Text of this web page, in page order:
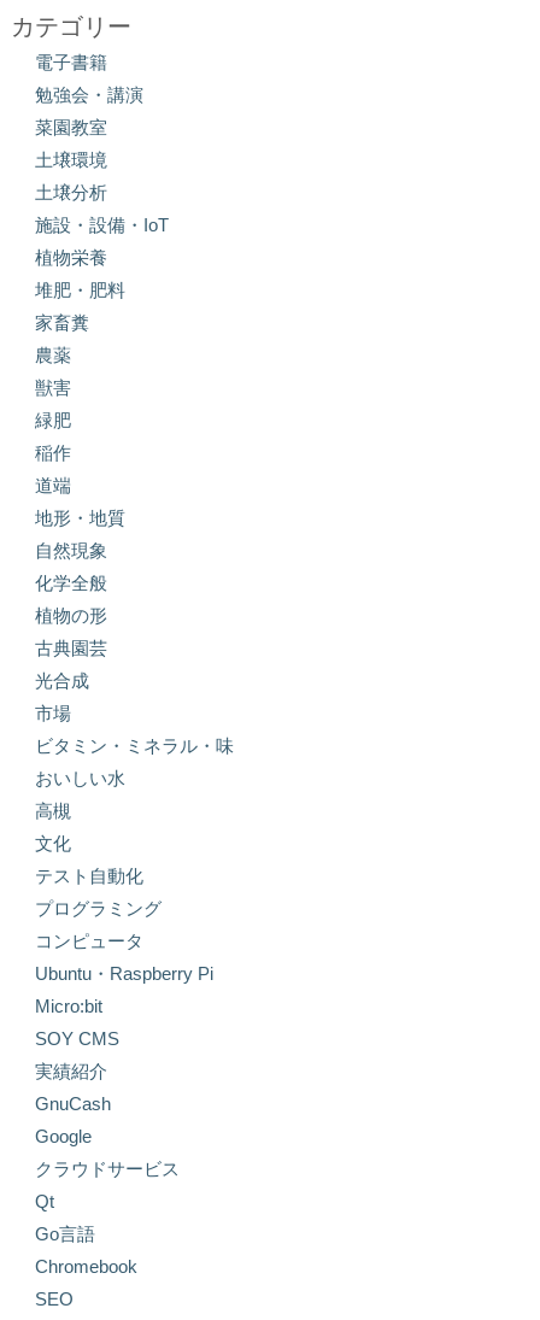
カテゴリー
電子書籍
勉強会・講演
菜園教室
土壌環境
土壌分析
施設・設備・IoT
植物栄養
堆肥・肥料
家畜糞
農薬
獣害
緑肥
稲作
道端
地形・地質
自然現象
化学全般
植物の形
古典園芸
光合成
市場
ビタミン・ミネラル・味
おいしい水
高槻
文化
テスト自動化
プログラミング
コンピュータ
Ubuntu・Raspberry Pi
Micro:bit
SOY CMS
実績紹介
GnuCash
Google
クラウドサービス
Qt
Go言語
Chromebook
SEO